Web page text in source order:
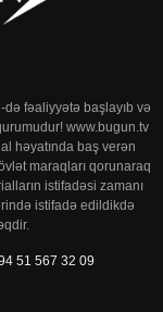
fəaliyyətə başlayıb və
www.bugun.tv
həyatında baş verən
maraqları qorunaraq
istifadəsi zamanı
istifadə edildikdə
51 567 32 09